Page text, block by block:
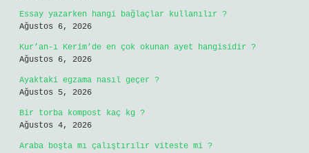
Essay yazarken hangi bağlaçlar kullanılır ?
Ağustos 6, 2026
Kur’an-ı Kerim’de en çok okunan ayet hangisidir ?
Ağustos 6, 2026
Ayaktaki egzama nasıl geçer ?
Ağustos 5, 2026
Bir torba kompost kaç kg ?
Ağustos 4, 2026
Araba boşta mı çalıştırılır viteste mi ?